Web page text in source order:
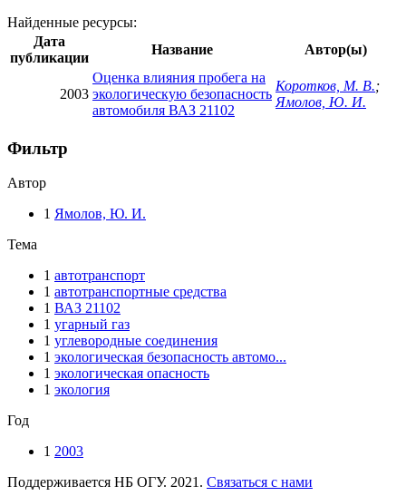
Найденные ресурсы:
Дата
публикации
Название Автор(ы)
2003
Оценка влияния пробега на
экологическую безопасность
автомобиля ВАЗ 21102
Коротков, М. В.;
Ямолов, Ю. И.
Фильтр
Автор
1 Ямолов, Ю. И.
Тема
1 автотранспорт
1 автотранспортные средства
1 ВАЗ 21102
1 угарный газ
1 углевородные соединения
1 экологическая безопасность автомо...
1 экологическая опасность
1 экология
Год
1 2003
Поддерживается НБ ОГУ. 2021. Связаться с нами